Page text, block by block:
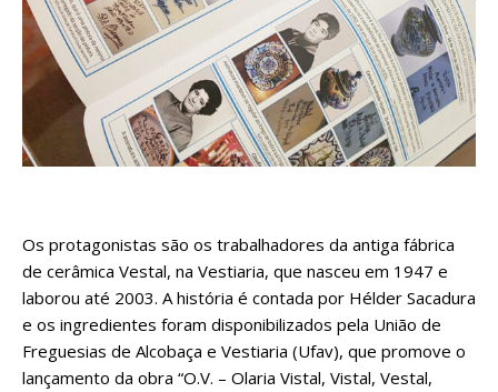
Os protagonistas são os trabalhadores da antiga fábrica
de cerâmica Vestal, na Vestiaria, que nasceu em 1947 e
laborou até 2003. A história é contada por Hélder Sacadura
e os ingredientes foram disponibilizados pela União de
Freguesias de Alcobaça e Vestiaria (Ufav), que promove o
lançamento da obra “O.V. – Olaria Vistal, Vistal, Vestal,